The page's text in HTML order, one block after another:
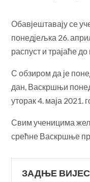
Обавјештавају се
понедјељка 26.
распуст и трајаће
С обзиром да је
дан, Васкршњи
уторак 4. маја 2021.
Свим ученицима
срећне Васкршње
ЗАДЊЕ